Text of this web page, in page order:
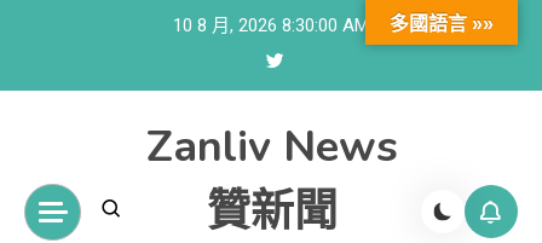
10 8 月, 2026 8:30:01 AM
Zanliv News
贊新聞
多國語言 »»